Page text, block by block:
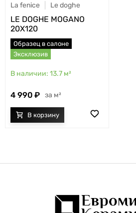
La fenice Le doghe
LE DOGHE MOGANO
20X120
Образец в салоне
Эксклюзив
13.7 м²
4 990 м²